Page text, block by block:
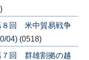
８回 米中貿易戦争
04) (0518)
７回 群雄割拠の越